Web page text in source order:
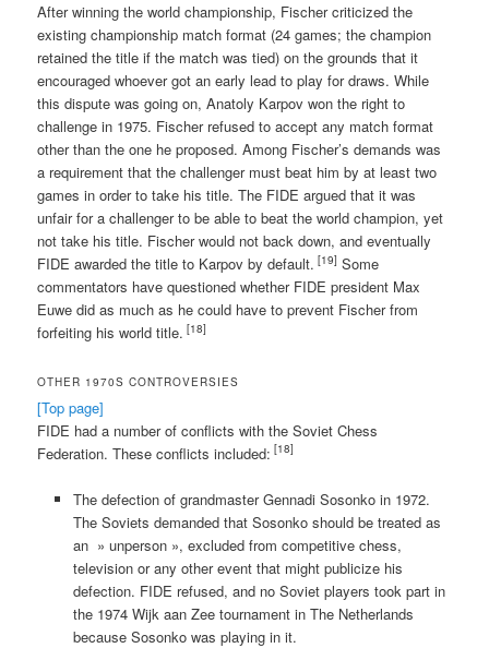
After winning the world championship, Fischer criticized the
existing championship match format (24 games; the champion
retained the title if the match was tied) on the grounds that it
encouraged whoever got an early lead to play for draws. While
this dispute was going on, Anatoly Karpov won the right to
challenge in 1975. Fischer refused to accept any match format
other than the one he proposed. Among Fischer’s demands was
a requirement that the challenger must beat him by at least two
games in order to take his title. The FIDE argued that it was
unfair for a challenger to be able to beat the world champion, yet
not take his title. Fischer would not back down, and eventually
FIDE awarded the title to Karpov by default. [19] Some
commentators have questioned whether FIDE president Max
Euwe did as much as he could have to prevent Fischer from
forfeiting his world title. [18]
OTHER 1970S CONTROVERSIES
[Top page]
FIDE had a number of conflicts with the Soviet Chess
Federation. These conflicts included: [18]
The defection of grandmaster Gennadi Sosonko in 1972.
The Soviets demanded that Sosonko should be treated as
an » unperson », excluded from competitive chess,
television or any other event that might publicize his
defection. FIDE refused, and no Soviet players took part in
the 1974 Wijk aan Zee tournament in The Netherlands
because Sosonko was playing in it.